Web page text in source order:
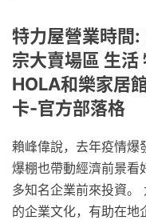
特力屋營業時間:
宗大賣場區 生活
HOLA和樂家居
卡-官方部落格
賴峰偉說，去年疫情爆
爆棚也帶動經濟前景看
多知名企業前來投資。
的企業文化，有助在地